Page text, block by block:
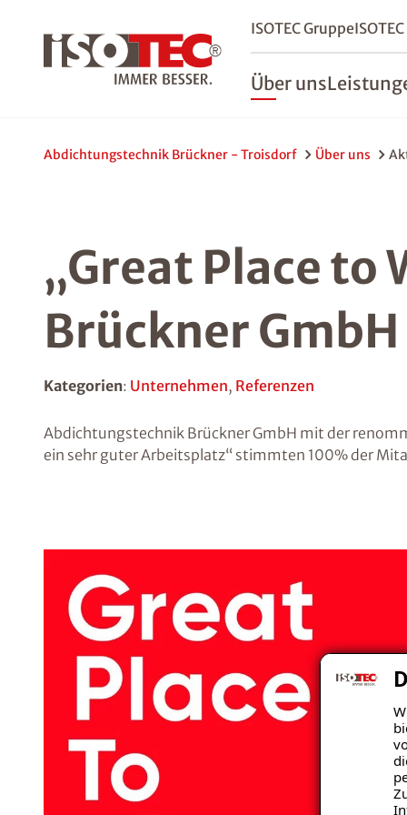
ISOTEC Gruppe
Über uns
Abdichtungstechnik Brückner - Troisdorf Über uns
„Great Place
Brückner
Kategorien: Unternehmen, Referenzen
Abdichtungstechnik Brückner GmbH mit der
ein sehr guter Arbeitsplatz“ stimmten 100% der